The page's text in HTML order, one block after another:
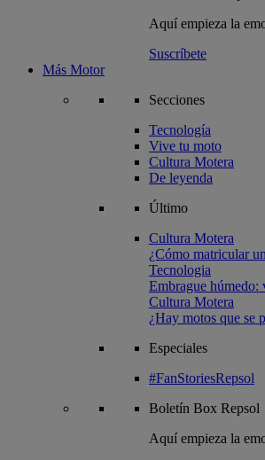
Aquí empieza la
Suscríbete
Más Motor
Secciones
Tecnología
Vive tu moto
Cultura Motera
De leyenda
Último
Cultura Motera
¿Cómo matricular
Tecnologia
Embrague húmedo:
Cultura Motera
¿Hay motos que se
Especiales
#FanStoriesRepsol
Boletín Box Repsol
Aquí empieza la